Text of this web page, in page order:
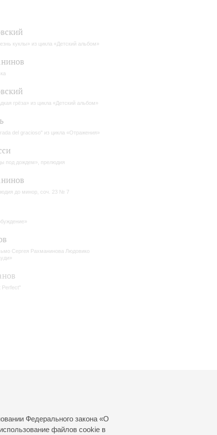
Федерального закона «О
файлов cookie в
куклы» из цикла «Детский альбом»
грёза» из цикла «Детский альбом»
del gracioso" из цикла «Отражения»
под дождем», прелюдия
до минор, соч. 23 № 7
Сергея Рахманинова Людовико